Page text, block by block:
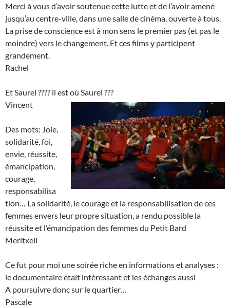
Merci à vous d’avoir soutenue cette lutte et de l’avoir amené
jusqu’au centre-ville, dans une salle de cinéma, ouverte à tous.
La prise de conscience est à mon sens le premier pas (et pas le
moindre) vers le changement. Et ces films y participent
grandement.
Rachel
Et Saurel ???? il est où Saurel ???
Vincent
Des mots: Joie,
solidarité, foi,
envie, réussite,
émancipation,
courage,
responsabilisa
tion… La solidarité, le courage et la responsabilisation de ces
femmes envers leur propre situation, a rendu possible la
réussite et l’émancipation des femmes du Petit Bard
Meritxell
Ce fut pour moi une soirée riche en informations et analyses :
le documentaire était intéressant et les échanges aussi
A poursuivre donc sur le quartier…
Pascale